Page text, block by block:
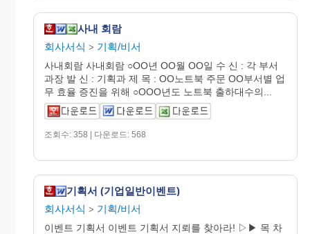
사내 회람
회사서식 > 기획/비서
사내회람 사내회람 ○OO년 OO월 OO일 수 신 : 각 부서
과장 발 신 : 기획과 제 목 : OO노트북 주문 OO부서별 업
무 효율 증진을 위해 ○OOO년도 노트북 출하대수의...
조회수: 358 | 다운로드: 568
기획서 (기업일반이벤트)
회사서식 > 기획/비서
이벤트 기획서 이벤트 기획서 지뢰를 찾아라! ▷▶ 목 차